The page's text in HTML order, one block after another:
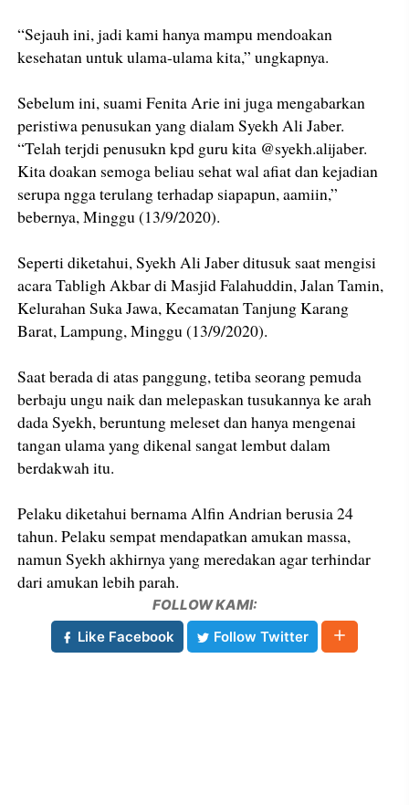
“Sejauh ini, jadi kami hanya mampu mendoakan
kesehatan untuk ulama-ulama kita,” ungkapnya.
Sebelum ini, suami Fenita Arie ini juga mengabarkan
peristiwa penusukan yang dialam Syekh Ali Jaber.
“Telah terjdi penusukn kpd guru kita @syekh.alijaber.
Kita doakan semoga beliau sehat wal afiat dan kejadian
serupa ngga terulang terhadap siapapun, aamiin,”
bebernya, Minggu (13/9/2020).
Seperti diketahui, Syekh Ali Jaber ditusuk saat mengisi
acara Tabligh Akbar di Masjid Falahuddin, Jalan Tamin,
Kelurahan Suka Jawa, Kecamatan Tanjung Karang
Barat, Lampung, Minggu (13/9/2020).
Saat berada di atas panggung, tetiba seorang pemuda
berbaju ungu naik dan melepaskan tusukannya ke arah
dada Syekh, beruntung meleset dan hanya mengenai
tangan ulama yang dikenal sangat lembut dalam
berdakwah itu.
Pelaku diketahui bernama Alfin Andrian berusia 24
tahun. Pelaku sempat mendapatkan amukan massa,
namun Syekh akhirnya yang meredakan agar terhindar
dari amukan lebih parah.
FOLLOW KAMI:
Like Facebook
Follow Twitter